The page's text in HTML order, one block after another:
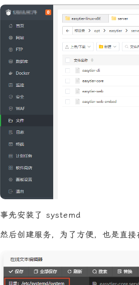
事先安装了 systemd
然后创建服务，为了方便，也是直接